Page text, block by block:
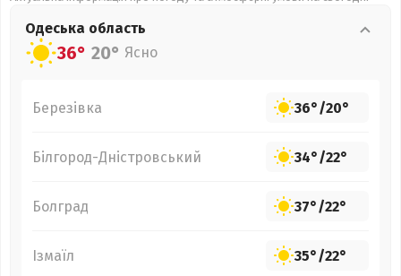
Одеська область
36° 20° Ясно
Березівка 36°/20°
Білгород-Дністровський 34°/22°
Болград 37°/22°
Ізмаїл 35°/22°